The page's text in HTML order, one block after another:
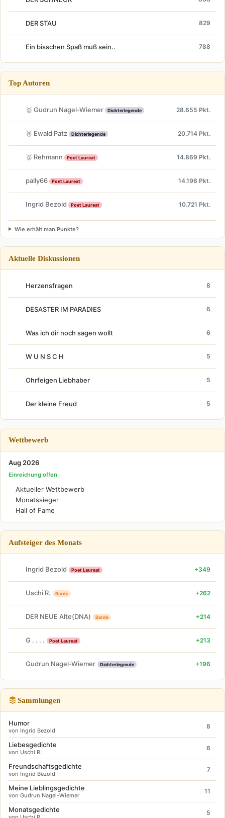
DER STAU 829
Ein bisschen Spaß muß sein.. 788
Top Autoren
🥇 Gudrun Nagel-Wiemer Dichterlegende 28.655 Pkt.
🥈 Ewald Patz Dichterlegende 20.714 Pkt.
🥉 Rehmann Poet Laureat 14.869 Pkt.
pally66 Poet Laureat 14.196 Pkt.
Ingrid Bezold Poet Laureat 10.721 Pkt.
Wie erhält man Punkte?
Aktuelle Diskussionen
Herzensfragen 8
DESASTER IM PARADIES 6
Was ich dir noch sagen wollt 6
W U N S C H 5
Ohrfeigen Liebhaber 5
Der kleine Freud 5
Wettbewerb
Aug 2026
Einreichung offen
Aktueller Wettbewerb
Monatssieger
Hall of Fame
Aufsteiger des Monats
Ingrid Bezold Poet Laureat +349
Uschi R. Barde +262
DER NEUE Alte(DNA) Barde +214
G . . . . Poet Laureat +213
Gudrun Nagel-Wiemer Dichterlegende +196
Sammlungen
Humor
von Ingrid Bezold
8
Liebesgedichte
von Uschi R.
6
Freundschaftsgedichte
von Ingrid Bezold
7
Meine Lieblingsgedichte
von Gudrun Nagel-Wiemer
11
Monatsgedichte 5